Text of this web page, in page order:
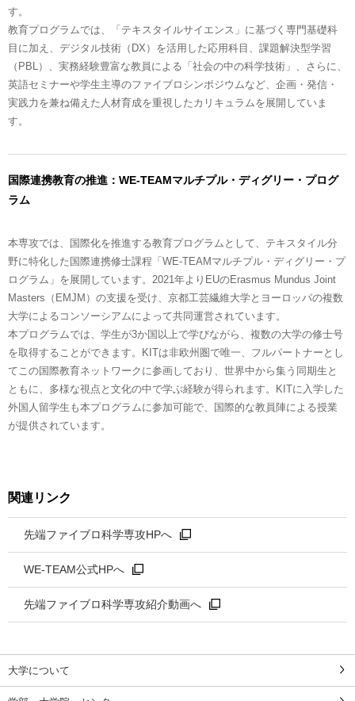
す。
教育プログラムでは、「テキスタイルサイエンス」に基づく専門基礎科
目に加え、デジタル技術（DX）を活用した応用科目、課題解決型学習
（PBL）、実務経験豊富な教員による「社会の中の科学技術」、さらに、
英語セミナーや学生主導のファイブロシンポジウムなど、企画・発信・
実践力を兼ね備えた人材育成を重視したカリキュラムを展開していま
す。
国際連携教育の推進：WE-TEAMマルチプル・ディグリー・プログ
ラム
本専攻では、国際化を推進する教育プログラムとして、テキスタイル分
野に特化した国際連携修士課程「WE-TEAMマルチプル・ディグリー・プ
ログラム」を展開しています。2021年よりEUのErasmus Mundus Joint
Masters（EMJM）の支援を受け、京都工芸繊維大学とヨーロッパの複数
大学によるコンソーシアムによって共同運営されています。
本プログラムでは、学生が3か国以上で学びながら、複数の大学の修士号
を取得することができます。KITは非欧州圏で唯一、フルパートナーとし
てこの国際教育ネットワークに参画しており、世界中から集う同期生と
ともに、多様な視点と文化の中で学ぶ経験が得られます。KITに入学した
外国人留学生も本プログラムに参加可能で、国際的な教員陣による授業
が提供されています。
関連リンク
先端ファイブロ科学専攻HPへ
WE-TEAM公式HPへ
先端ファイブロ科学専攻紹介動画へ
大学について